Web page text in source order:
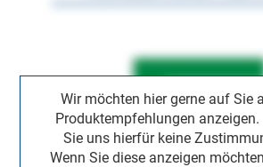
Wir möchten hier gerne auf Sie
Produktempfehlungen anzeigen.
Sie uns hierfür keine
Wenn Sie diese anzeigen